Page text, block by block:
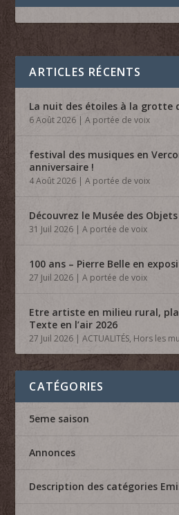
ARTICLES RÉCENTS
La nuit des étoiles à la grotte
6 Août 2026 |A portée de voix
festival des musiques en
anniversaire !
4 Août 2026 |A portée de voix
Découvrez le Musée des
31 Juil 2026 |A portée de voix
100 ans – Pierre Belle en
27 Juil 2026 |A portée de voix
Etre artiste en milieu rural,
Texte en l’air 2026
27 Juil 2026 |ACTUALITÉS, Hors les
CATÉGORIES
5eme saison
Annonces
Description des catégories